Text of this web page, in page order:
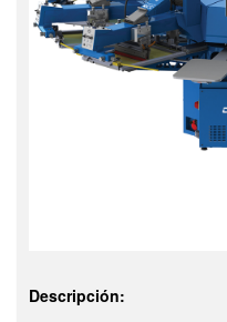
Descripción: